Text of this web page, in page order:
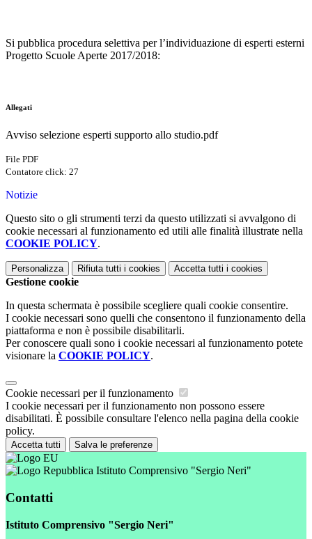
Si pubblica procedura selettiva per l’individuazione di esperti esterni
Progetto Scuole Aperte 2017/2018:
Allegati
Avviso selezione esperti supporto allo studio.pdf
File PDF
Contatore click: 27
Notizie
Questo sito o gli strumenti terzi da questo utilizzati si avvalgono di
cookie necessari al funzionamento ed utili alle finalità illustrate nella
COOKIE POLICY.
Personalizza Rifiuta tutti i cookies Accetta tutti i cookies
Gestione cookie
In questa schermata è possibile scegliere quali cookie consentire.
I cookie necessari sono quelli che consentono il funzionamento della
piattaforma e non è possibile disabilitarli.
Per conoscere quali sono i cookie necessari al funzionamento potete
visionare la COOKIE POLICY.
Cookie necessari per il funzionamento
I cookie necessari per il funzionamento non possono essere
disabilitati. È possibile consultare l'elenco nella pagina della cookie
policy.
Accetta tutti Salva le preferenze
Istituto Comprensivo "Sergio Neri"
Contatti
Istituto Comprensivo "Sergio Neri"